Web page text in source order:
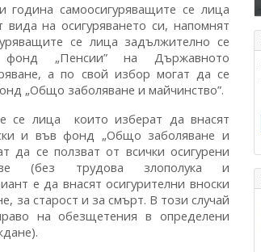
година самоосигуряващите се лица
вида на осигуряването си, напомнят
се лица задължително се
фонд „Пенсии” на Държавното
а по свой избор могат да се
„Общо заболяване и майчинство”.
се лица които изберат да внасят
и във фонд „Общо заболяване и
да се ползват от всички осигурени
(без трудова злополука и
е да внасят осигурителни вноски
за старост и за смърт. В този случай
на обезщетения в определени